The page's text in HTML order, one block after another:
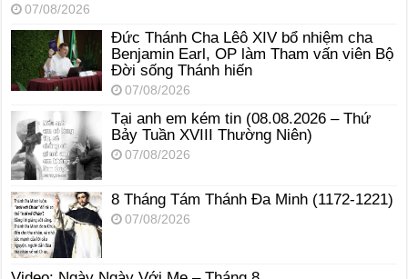
07/08/2026
Đức Thánh Cha Lêô XIV bổ nhiệm cha
Benjamin Earl, OP làm Tham vấn viên Bộ
Đời sống Thánh hiến
07/08/2026
Tại anh em kém tin (08.08.2026 – Thứ
Bảy Tuần XVIII Thường Niên)
07/08/2026
8 Tháng Tám Thánh Ða Minh (1172-1221)
07/08/2026